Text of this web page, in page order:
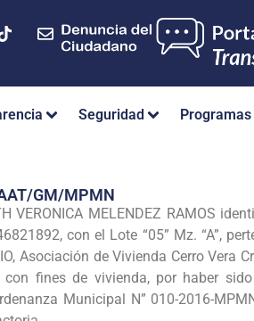
Seguridad Programas
GM/MPMN
VERONICA MELENDEZ RAMOS
con el Lote “05” Mz. “A”,
Asociación de Vivienda Cerro
fines de vivienda, por haber
Municipal N” 010-2016-